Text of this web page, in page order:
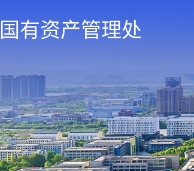
国有资产管理处